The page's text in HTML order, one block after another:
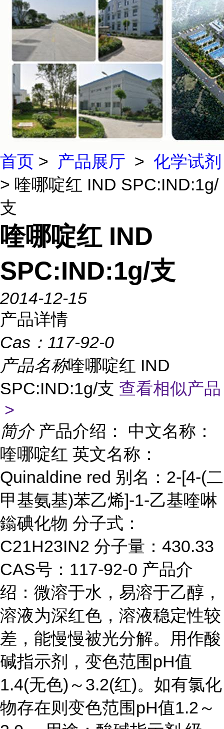
首页 > 产品展厅 > 化学试剂
> 喹哪啶红 IND SPC:IND:1g/
支
喹哪啶红 IND
SPC:IND:1g/支
2014-12-15
产品详情
Cas： 117-92-0
产品名称喹哪啶红 IND
SPC:IND:1g/支 查看相似产品
>
简介 产品介绍： 中文名称：
喹哪啶红 英文名称：
Quinaldine red 别名：2-[4-(二
甲基氨基)苯乙烯]-1-乙基喹啉
鎓碘化物 分子式：
C21H23IN2 分子量：430.33
CAS号：117-92-0 产品介
绍：微溶于水，易溶于乙醇，
溶液为深红色，溶液稳定性较
差，能慢慢被光分解。用作酸
碱指示剂，变色范围pH值
1.4(无色)～3.2(红)。如有氯化
物存在则变色范围pH值1.2～